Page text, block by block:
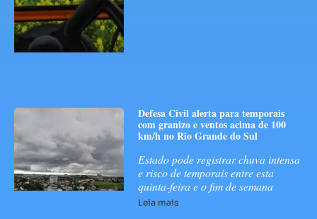
Defesa Civil alerta para temporais
com granizo e ventos acima de 100
km/h no Rio Grande do Sul
Estado pode registrar chuva intensa
e risco de temporais entre esta
quinta-feira e o fim de semana
Leia mais